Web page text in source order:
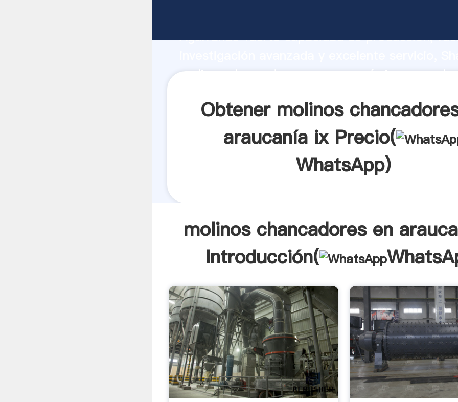
Agarrando fuerte capacidad de producción,
molinos chancadores en araucanía ix
Obtener molinos
araucanía ix Precio(
WhatsApp)
molinos chancadores en
Introducción(